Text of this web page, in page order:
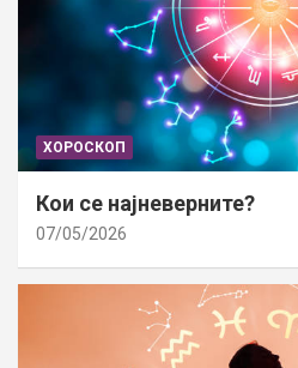
ХОРОСКОП
Кои се најневерните?
07/05/2026